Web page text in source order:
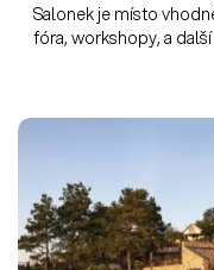
Salonek je místo
fóra, workshopy, a